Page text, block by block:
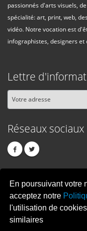
En poursuivant votre
acceptez notre
l'utilisation de
similaires
passionnés d'arts visuels,
spécialité: art, print, web,
vidéo. Notre vocation est
infographistes, designers
Lettre
Réseaux sociaux
PIXELCREATION